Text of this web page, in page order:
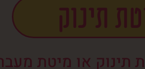
תינוק
תינוק או מיטת